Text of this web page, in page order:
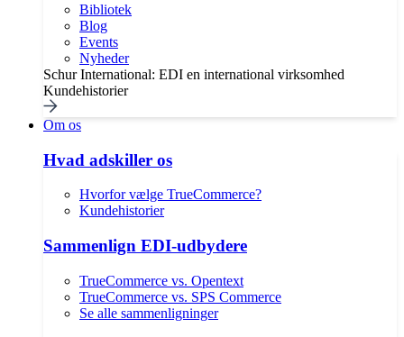
Bibliotek
Blog
Events
Nyheder
Schur International: EDI en international virksomhed
Kundehistorier
Om os
Hvad adskiller os
Hvorfor vælge TrueCommerce?
Kundehistorier
Sammenlign EDI-udbydere
TrueCommerce vs. Opentext
TrueCommerce vs. SPS Commerce
Se alle sammenligninger